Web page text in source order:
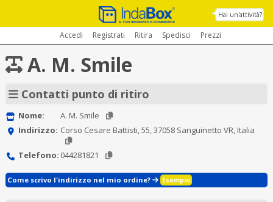
Hai un'attività?
Accedi Registrati Ritira Spedisci Prezzi
A. M. Smile
Contatti punto di ritiro
Nome:
A. M. Smile
Indirizzo: Corso Cesare Battisti, 55, 37058 Sanguinetto VR, Italia
Telefono: 044281821
Come scrivo l'indirizzo nel mio ordine? Esempio